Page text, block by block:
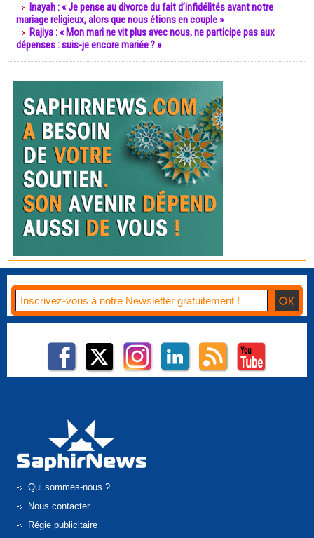
Inayah : « Je pense au divorce du fait d’infidélités avant notre
mariage religieux, alors que nous étions en couple »
Rajiya : « Mon mari ne vit plus avec nous, ne participe pas aux
dépenses : suis-je encore mariée ? »
Qui sommes-nous ?
Nous contacter
Régie publicitaire